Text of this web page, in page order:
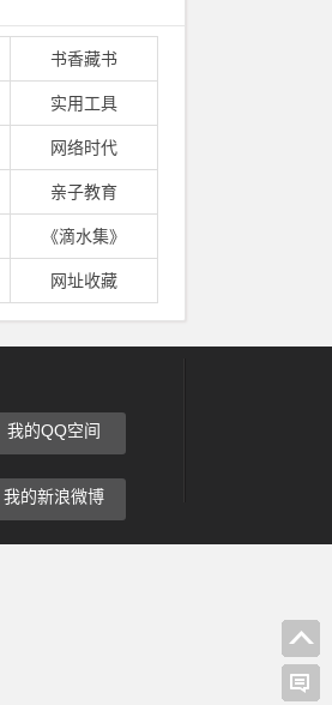
书香藏书
实用工具
网络时代
亲子教育
《滴水集》
网址收藏
我的QQ空间
我的新浪微博